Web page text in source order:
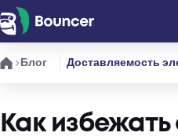
Перейти
к
содержимому
Блог Доставляемость
Как